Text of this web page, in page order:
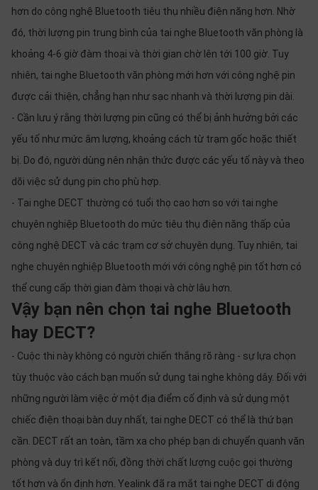
hơn do công nghệ Bluetooth tiêu thụ nhiều điện năng hơn. Nhờ
đó, thời lượng pin trung bình của tai nghe Bluetooth văn phòng là
khoảng 4-6 giờ đàm thoại và thời gian chờ lên tới 100 giờ. Tuy
nhiên, tai nghe Bluetooth văn phòng mới hơn với công nghệ pin
được cải thiện, chẳng hạn như sạc nhanh và thời lượng pin dài.
- Cần lưu ý rằng thời lượng pin cũng có thể bị ảnh hưởng bởi các
yếu tố như mức âm lượng, khoảng cách từ trạm gốc hoặc thiết
bị. Do đó, người dùng nên nhận thức được các yếu tố này và theo
dõi việc sử dụng pin cho phù hợp.
- Tai nghe DECT thường có tuổi thọ cao hơn so với tai nghe
chuyên nghiệp Bluetooth do mức tiêu thụ điện năng thấp của
công nghệ DECT và các trạm cơ sở chuyên dụng. Tuy nhiên, tai
nghe chuyên nghiệp Bluetooth mới với công nghệ pin tốt hơn có
thể cung cấp thời gian đàm thoại và chờ lâu hơn.
Vậy bạn nên chọn tai nghe Bluetooth
hay DECT?
- Cuộc thi này không có người chiến thắng rõ ràng - sự lựa chọn
tùy thuộc vào cách bạn muốn sử dụng tai nghe không dây. Đối với
những người làm việc ở một địa điểm cố định và sử dụng một
chiếc điện thoại bàn duy nhất, tai nghe DECT có thể là thứ bạn
cần. DECT rất an toàn, tầm xa cho phép bạn di chuyển quanh văn
phòng và duy trì kết nối, đồng thời chất lượng cuộc gọi thường
tốt hơn và ổn định hơn. Yealink đã ra mắt tai nghe DECT di động